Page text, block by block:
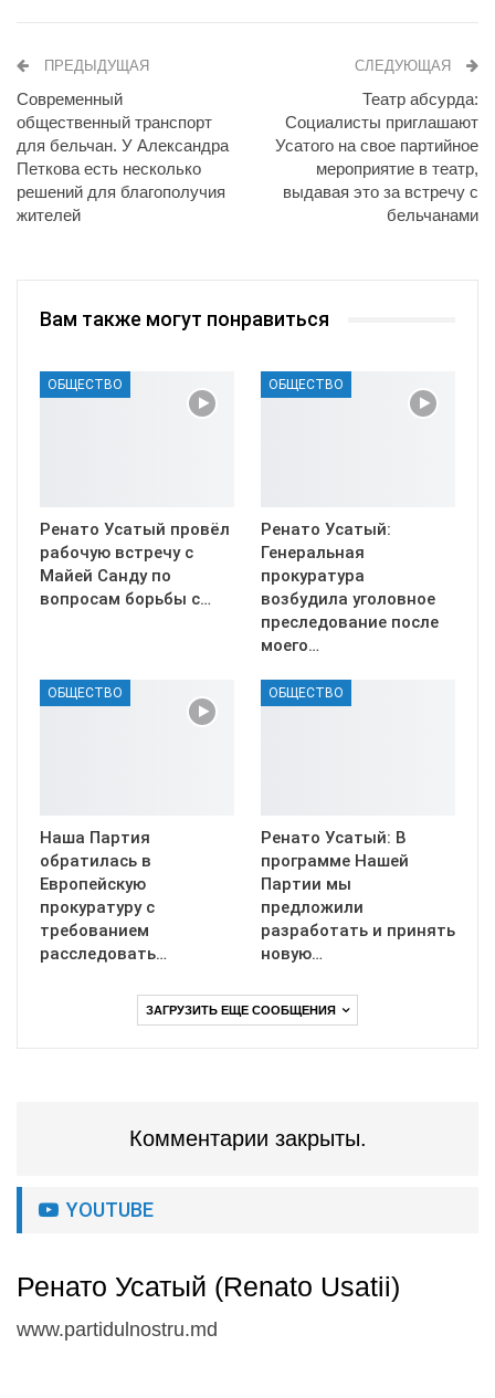
ПРЕДЫДУЩАЯ
Современный
общественный транспорт
для бельчан. У Александра
Петкова есть несколько
решений для благополучия
жителей
СЛЕДУЮЩАЯ
Театр абсурда:
Социалисты приглашают
Усатого на свое партийное
мероприятие в театр,
выдавая это за встречу с
бельчанами
Вам также могут понравиться
ОБЩЕСТВО
Ренато Усатый провёл
рабочую встречу с
Майей Санду по
вопросам борьбы с…
ОБЩЕСТВО
Ренато Усатый:
Генеральная
прокуратура
возбудила уголовное
преследование после
моего…
ОБЩЕСТВО
Наша Партия
обратилась в
Европейскую
прокуратуру с
требованием
расследовать…
ОБЩЕСТВО
Ренато Усатый: В
программе Нашей
Партии мы
предложили
разработать и принять
новую…
ЗАГРУЗИТЬ ЕЩЕ СООБЩЕНИЯ
Комментарии закрыты.
YOUTUBE
Ренато Усатый (Renato Usatii)
www.partidulnostru.md